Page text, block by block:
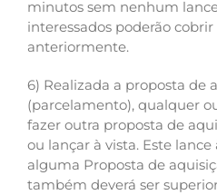
minutos sem nenhum
interessados poderão
anteriormente.
6) Realizada a proposta de
(parcelamento), qualquer
fazer outra proposta de
ou lançar à vista. Este
alguma Proposta de
também deverá ser